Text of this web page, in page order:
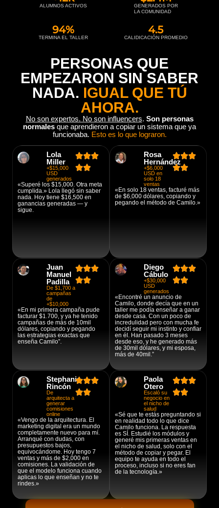
ALUMNOS ACTIVOS
GENERADOS POR
LA COMUNIDAD
TERMINA EL TALLER
94%
CALIDICACIÓN PROMEDIO
4.5
PERSONAS QUE
EMPEZARON SIN SABER
NADA. IGUAL QUE TÚ
AHORA.
No son expertos. No son influencers. Son personas
normales que aprendieron a copiar un sistema que ya
funcionaba. Esto es lo que lograron.
Lola
Miller
+$15,000
USD
generados
«Superé los $15,000. Otra meta
cumplida.» Lola llegó sin saber
nada. Hoy tiene $16,500 en
ganancias generadas — y
sigue.
Rosa
Hernández
+$6,000
USD en
solo 18
ventas
«En solo 18 ventas, facturé más
de $6,000 dólares, copiando y
pegando el método de Camilo.»
Juan
Manuel
Padilla
De $1,700 a
campañas
de
+$10,000
«En mi primera campaña pude
facturar $1.700, y ya he tenido
campañas de más de 10mil
dólares, copiando y pegando
las estrategias exactas que
enseña Camilo”.
Diego
Cábulo
+$30,000
USD
generados
«Encontré un anuncio de
Camilo, donde decía que en un
taller me podía enseñar a ganar
desde casa. Con un poco de
incredulidad pero con mucha fe
decidí seguir mi instinto y confiar
en él. Han pasado 3 meses
desde eso, y he generado más
de 30mil dólares, y mi esposa,
más de 40mil.”
Stephanie
Rincón
De
arquitecta a
generar
comisiones
online
«Vengo de la arquitectura. El
marketing digital era un mundo
completamente nuevo para mí.
Arranqué con dudas, con
presupuestos bajos,
equivocándome. Hoy tengo 7
ventas y más de $2,000 en
comisiones. La validación de
que el modelo funciona cuando
aplicas lo que enseñan y no te
rindes.»
Paola
Otero
Escaló su
negocio en
el nicho de
salud
«Sé que te estás preguntando si
en realidad todo lo que dice
Camilo funciona. La respuesta
es SÍ. Estudié los módulos y
generé mis primeras ventas en
el nicho de salud, solo con el
método de copiar y pegar. El
equipo te ayuda en todo el
proceso, incluso si no eres fan
de la tecnología.»